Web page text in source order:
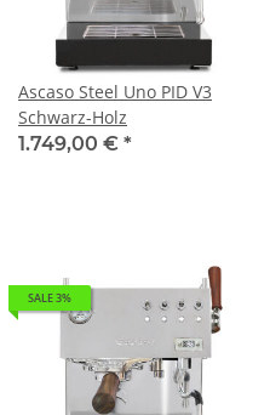
Ascaso Steel Uno PID V3
Schwarz-Holz
1.749,00 € *
SALE 3%